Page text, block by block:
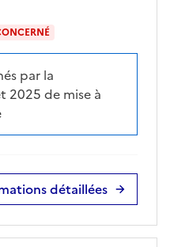
par la
2025 de mise à
détaillées